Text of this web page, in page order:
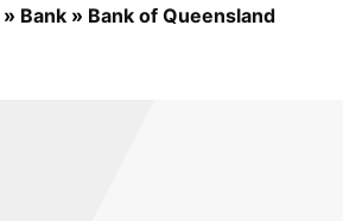
» Bank » Bank of Queensland